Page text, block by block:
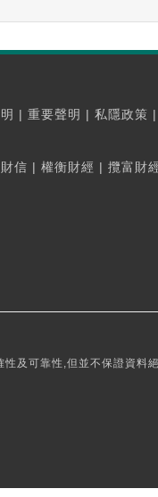
| 重要聲明 | 私隱政策 |
信 | 權衡財經 | 攬富財
及可靠性,但並不保證資料